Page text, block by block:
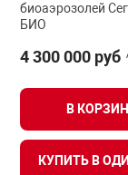
биоаэрозолей
БИО
4 300 000 руб
В
КУПИТЬ В